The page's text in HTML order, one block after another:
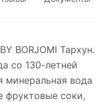
BORJOMI Тархун.
со 130-летней
минеральная вода
фруктовые соки,